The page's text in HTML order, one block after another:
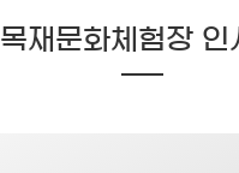
목재문화체험장 인